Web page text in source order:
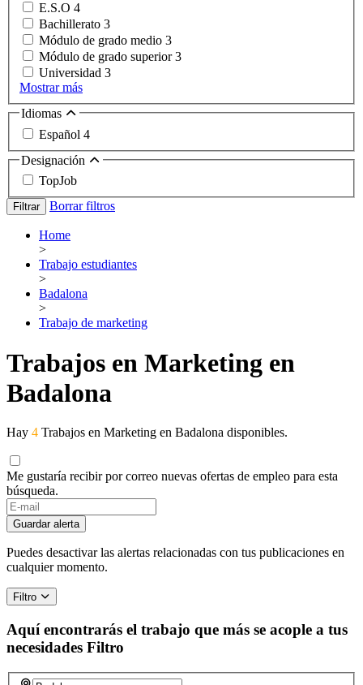
E.S.O 4
Bachillerato 3
Módulo de grado medio 3
Módulo de grado superior3
Universidad 3
Mostrar más
Idiomas
Español 4
Designación
TopJob
Filtrar Borrar filtros
Home
>
Trabajo estudiantes
>
Badalona
>
Trabajo de marketing
Trabajos en Marketing en
Badalona
Hay 4 Trabajos en Marketing en Badalona disponibles.
Me gustaría recibir por correo nuevas ofertas de empleo para esta
búsqueda.
If
you
are
a
human,
ignore
this
field
Guardar alerta
Puedes desactivar las alertas relacionadas con tus publicaciones en
cualquier momento.
Filtro
Aquí encontrarás el trabajo que más se acople a tus
necesidades Filtro